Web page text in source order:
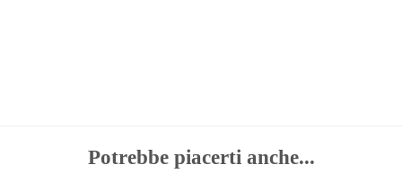
Potrebbe piacerti anche...